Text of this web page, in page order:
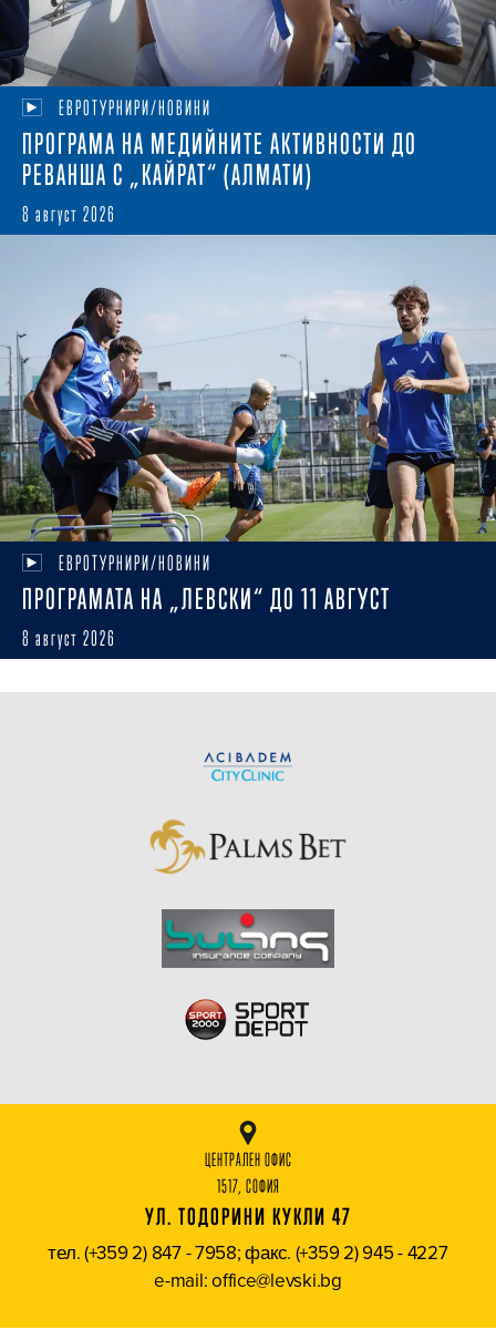
ЕВРОТУРНИРИ/НОВИНИ
ПРОГРАМА НА МЕДИЙНИТЕ АКТИВНОСТИ ДО
РЕВАНША С „КАЙРАТ“ (АЛМАТИ)
8 август 2026
ЕВРОТУРНИРИ/НОВИНИ
ПРОГРАМАТА НА „ЛЕВСКИ“ ДО 11 АВГУСТ
8 август 2026
ЦЕНТРАЛЕН ОФИС
1517, СОФИЯ
УЛ. ТОДОРИНИ КУКЛИ 47
тел. (+359 2) 847 - 7958; факс. (+359 2) 945 - 4227
e-mail: office@levski.bg